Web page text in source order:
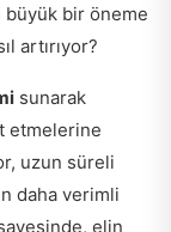
bir öneme
artırıyor?
sunarak
etmelerine
uzun süreli
daha verimli
elin